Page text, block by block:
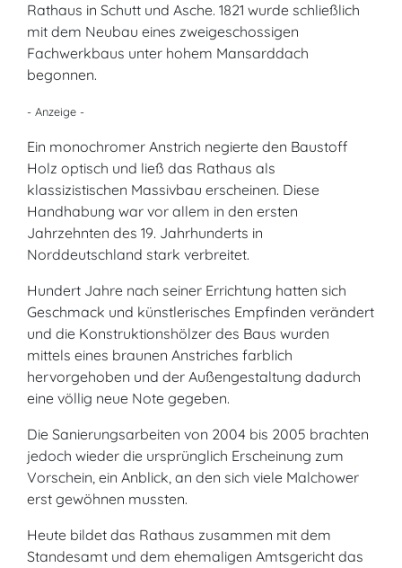
Rathaus in Schutt und Asche. 1821 wurde schließlich
mit dem Neubau eines zweigeschossigen
Fachwerkbaus unter hohem Mansarddach
begonnen.
- Anzeige -
Ein monochromer Anstrich negierte den Baustoff
Holz optisch und ließ das Rathaus als
klassizistischen Massivbau erscheinen. Diese
Handhabung war vor allem in den ersten
Jahrzehnten des 19. Jahrhunderts in
Norddeutschland stark verbreitet.
Hundert Jahre nach seiner Errichtung hatten sich
Geschmack und künstlerisches Empfinden verändert
und die Konstruktionshölzer des Baus wurden
mittels eines braunen Anstriches farblich
hervorgehoben und der Außengestaltung dadurch
eine völlig neue Note gegeben.
Die Sanierungsarbeiten von 2004 bis 2005 brachten
jedoch wieder die ursprünglich Erscheinung zum
Vorschein, ein Anblick, an den sich viele Malchower
erst gewöhnen mussten.
Heute bildet das Rathaus zusammen mit dem
Standesamt und dem ehemaligen Amtsgericht das